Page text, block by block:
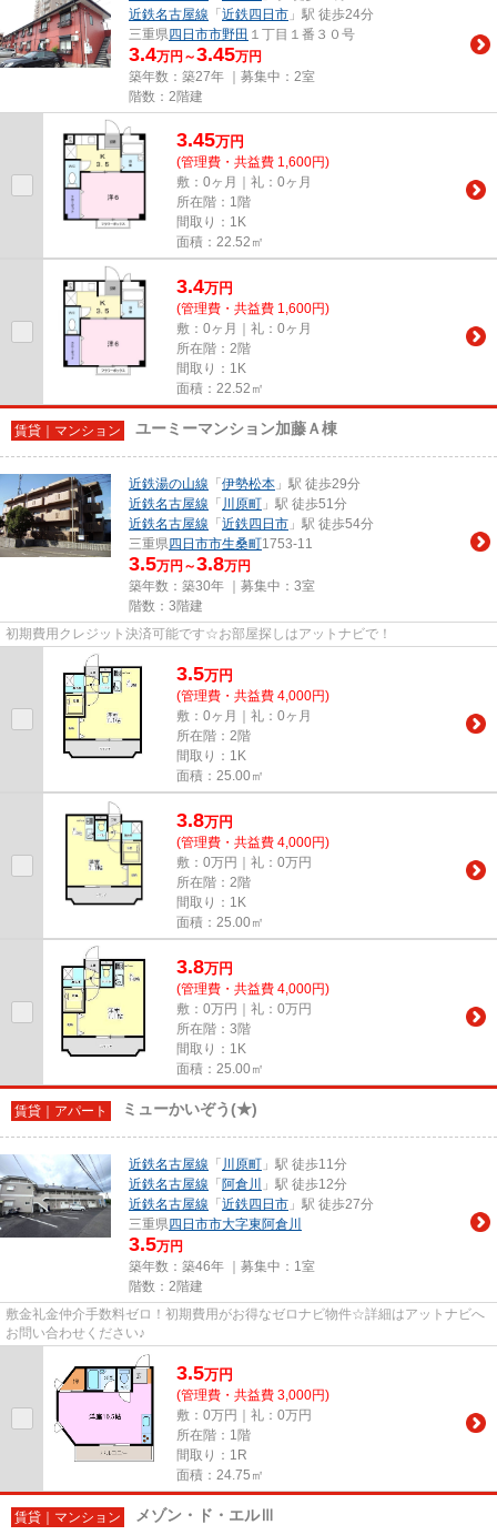
近鉄名古屋線 「 近鉄四日市 」駅 徒歩24分
三重県四日市市野田 １丁目１番３０号
3.4万円～3.45万円
築年数：築27年 ｜募集中： 2室
階数：2階建
3.45万円
(管理費・共益費 1,600円)
敷：0ヶ月｜礼：0ヶ月
所在階：1階
間取り：1K
面積：22.52㎡
3.4万円
(管理費・共益費 1,600円)
敷：0ヶ月｜礼：0ヶ月
所在階：2階
間取り：1K
面積：22.52㎡
賃貸｜マンション ユーミーマンション加藤Ａ棟
近鉄湯の山線 「 伊勢松本 」駅 徒歩29分
近鉄名古屋線 「 川原町 」駅 徒歩51分
近鉄名古屋線 「 近鉄四日市 」駅 徒歩54分
三重県四日市市生桑町1753-11
3.5万円～3.8万円
築年数：築30年 ｜募集中： 3室
階数：3階建
初期費用クレジット決済可能です☆お部屋探しはアットナビで！
3.5万円
(管理費・共益費 4,000円)
敷：0ヶ月｜礼：0ヶ月
所在階：2階
間取り：1K
面積：25.00㎡
3.8万円
(管理費・共益費 4,000円)
敷：0万円｜礼：0万円
所在階：2階
間取り：1K
面積：25.00㎡
3.8万円
(管理費・共益費 4,000円)
敷：0万円｜礼：0万円
所在階：3階
間取り：1K
面積：25.00㎡
賃貸｜アパート ミューかいぞう(★)
近鉄名古屋線 「 川原町 」駅 徒歩11分
近鉄名古屋線 「 阿倉川
」駅 徒歩12分
近鉄名古屋線 「 近鉄四日市 」駅 徒歩27分
三重県四日市市大字東阿倉川
3.5万円
築年数：築46年 ｜募集中： 1室
階数：2階建
敷金礼金仲介手数料ゼロ！初期費用がお得なゼロナビ物件☆詳細はアットナビへ
お問い合わせください♪
3.5万円
(管理費・共益費 3,000円)
敷：0万円｜礼：0万円
所在階：1階
間取り：1R
面積：24.75㎡
賃貸｜マンション メゾン・ド・エルⅢ